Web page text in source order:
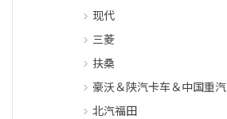
现代
三菱
扶桑
豪沃＆陕汽卡车＆中国重汽
北汽福田